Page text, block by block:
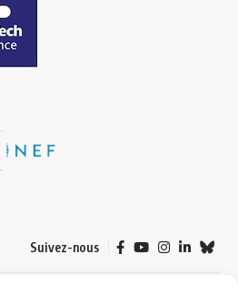
Suivez-nous